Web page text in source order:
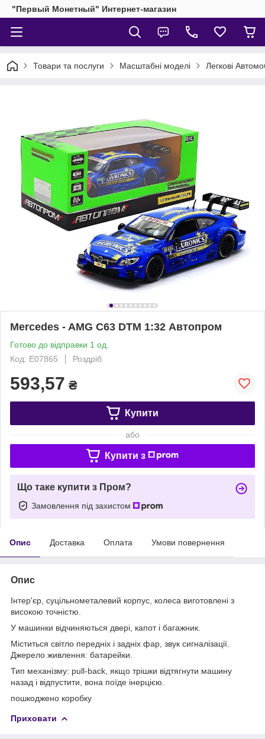
"Первый Монетный" Интернет-магазин
Товари та послуги Масштабні моделі Легкові
Mercedes - AMG C63 DTM 1:32 Автопром
Готово до відправки 1 од.
Код: Е07865
Роздріб
593,57 ₴
Купити
або
Купити з
Що таке купити з Пром?
Замовлення під захистом
Опис Доставка Оплата Умови повернення
Опис
Інтер'єр, суцільнометалевий корпус, колеса виготовлені з
високою точністю.
У машинки відчиняються двері, капот і багажник.
Міститься світло передніх і задніх фар, звук сигналізації.
Джерело живлення: батарейки.
Тип механізму: pull-back, якщо трішки відтягнути машину
назад і відпустити, вона поїде інерцією.
пошкоджено коробку
Приховати